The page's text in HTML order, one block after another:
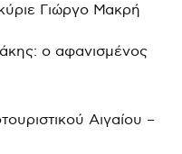
Γιώργο Μακρή
ο αφανισμένος
Αιγαίου –